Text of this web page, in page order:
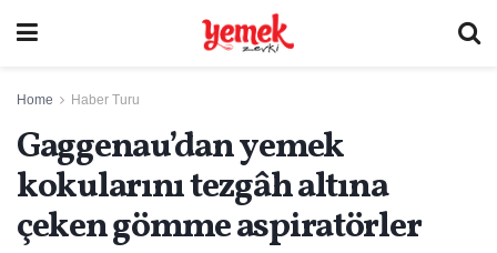
Home Haber Turu
Gaggenau’dan yemek
kokularını tezgâh altına
çeken gömme aspiratörler